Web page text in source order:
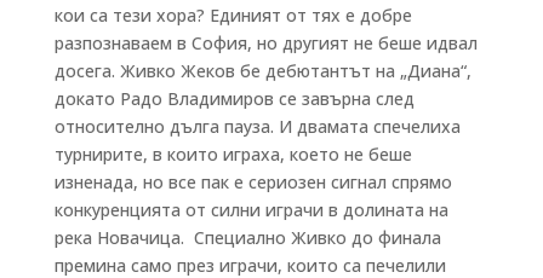
кои са тези хора? Единият от тях е добре
разпознаваем в София, но другият не беше идвал
досега. Живко Жеков бе дебютантът на „Диана“,
докато Радо Владимиров се завърна след
относително дълга пауза. И двамата спечелиха
турнирите, в които играха, което не беше
изненада, но все пак е сериозен сигнал спрямо
конкуренцията от силни играчи в долината на
река Новачица. Специално Живко до финала
премина само през играчи, които са печелили